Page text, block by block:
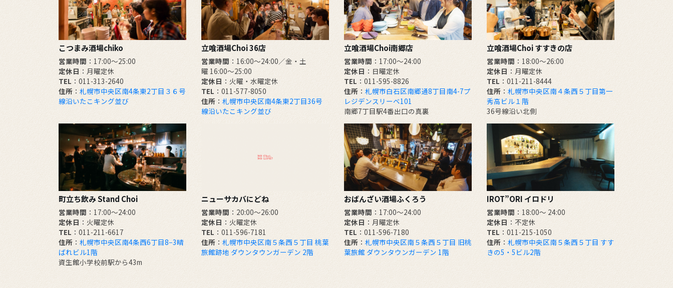
こつまみ酒場chiko
営業時間 ：17:00～25:00
定休日 ：月曜定休
TEL ：011-313-2640
住所 ： 札幌市中央区南4条東2丁目３６号
線沿いたこキング並び
立喰酒場Choi 36店
営業時間 ：16:00～24:00／金・土
曜 16:00～25:00
定休日 ：火曜・水曜定休
TEL ：011-577-8050
住所 ： 札幌市中央区南4条東2丁目36号
線沿いたこキング並び
立喰酒場Choi南郷店
営業時間 ：17:00～24:00
定休日 ：日曜定休
TEL ：011-595-8826
住所 ： 札幌市白石区南郷通8丁目南4-7プ
レジデンスリーベ101
南郷7丁目駅4番出口の真裏
立喰酒場Choi すすきの店
営業時間 ：18:00～26:00
定休日 ：月曜定休
TEL ：011-211-8444
住所 ： 札幌市中央区南４条西５丁目第一
秀高ビル１階
36号線沿い北側
町立ち飲み Stand Choi
営業時間 ：17:00〜24:00
定休日 ：火曜定休
TEL ：011-211-6617
住所 ： 札幌市中央区南4条西6丁目8−3晴
ばれビル1階
資生館小学校前駅から43m
ニューサカバにどね
営業時間 ：20:00～26:00
定休日 ：火曜定休
TEL ：011-596-7181
住所 ： 札幌市中央区南５条西５丁目 桃葉
旅館跡地 ダウンタウンガーデン 2階
おばんざい酒場ふくろう
営業時間 ：17:00～24:00
定休日 ：月曜定休
TEL ：011-596-7180
住所 ： 札幌市中央区南５条西５丁目 旧桃
葉旅館 ダウンタウンガーデン 1階
IROT”ORI イロドリ
営業時間 ：18:00～ 24:00
定休日 ：不定休
TEL ：011-215-1050
住所 ： 札幌市中央区南５条西５丁目 すす
きの5・5ビル2階